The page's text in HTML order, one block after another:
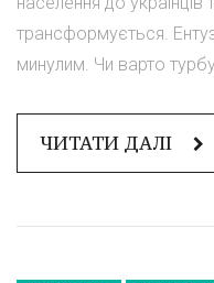
трансформується.
минулим. Чи варто
ЧИТАТИ ДАЛІ